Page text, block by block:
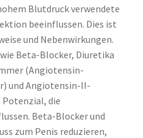
Blutdruck verwendete
beeinflussen. Dies ist
und Nebenwirkungen.
Beta-Blocker, Diuretika
(Angiotensin-
und Angiotensin-II-
Potenzial, die
Beta-Blocker und
zum Penis reduzieren,